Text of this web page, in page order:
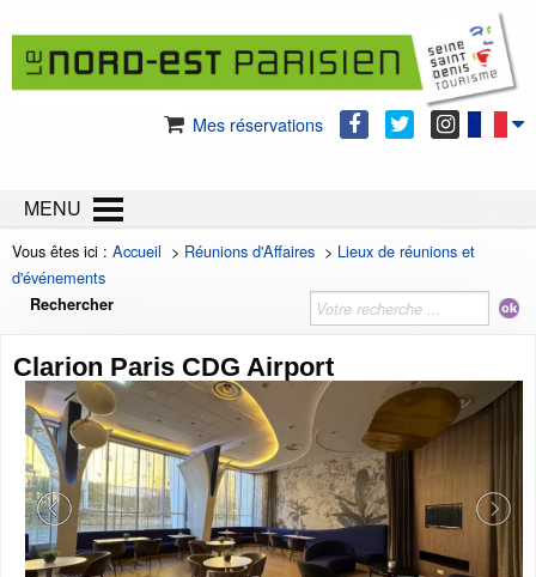
Mes réservations
MENU
Vous êtes ici : Accueil > Réunions d'Affaires > Lieux de réunions et
d'événements
Rechercher
Clarion Paris CDG Airport